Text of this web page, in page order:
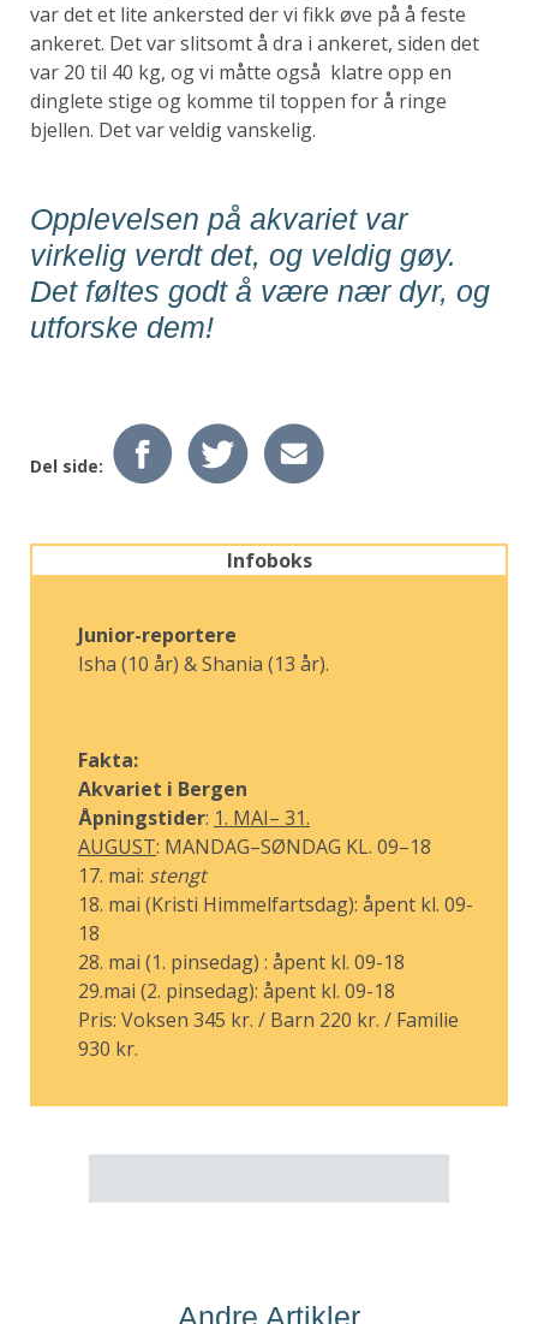
var det et lite ankersted der vi fikk øve på å feste
ankeret. Det var slitsomt å dra i ankeret, siden det
var 20 til 40 kg, og vi måtte også klatre opp en
dinglete stige og komme til toppen for å ringe
bjellen. Det var veldig vanskelig.
Opplevelsen på akvariet var
virkelig verdt det, og veldig gøy.
Det føltes godt å være nær dyr, og
utforske dem!
Del side:
Infoboks
Junior-reportere
Isha (10 år) & Shania (13 år).
Fakta:
Akvariet i Bergen
Åpningstider: 1. MAI– 31.
AUGUST: MANDAG–SØNDAG KL. 09–18
17. mai: stengt
18. mai (Kristi Himmelfartsdag): åpent kl. 09-
18
28. mai (1. pinsedag) : åpent kl. 09-18
29.mai (2. pinsedag): åpent kl. 09-18
Pris: Voksen 345 kr. / Barn 220 kr. / Familie
930 kr.
Andre Artikler